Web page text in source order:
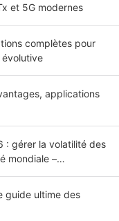
et 5G modernes
complètes pour
applications
: gérer la volatilité des
mondiale –
guide ultime des